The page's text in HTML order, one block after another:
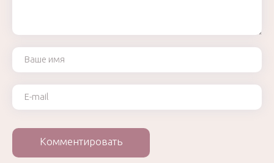
Ваше имя
Ваш e-mail
Комментировать